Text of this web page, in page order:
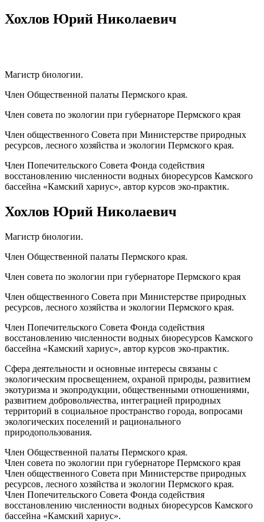
Хохлов Юрий Николаевич
Магистр биологии.
Член Общественной палаты Пермского края.
Член совета по экологии при губернаторе Пермского края
Член общественного Совета при Министерстве природных
ресурсов, лесного хозяйства и экологии Пермского края.
Член Попечительского Совета Фонда содействия
восстановлению численности водных биоресурсов Камского
бассейна «Камский хариус», автор курсов эко-практик.
Хохлов Юрий Николаевич
Магистр биологии.
Член Общественной палаты Пермского края.
Член совета по экологии при губернаторе Пермского края
Член общественного Совета при Министерстве природных
ресурсов, лесного хозяйства и экологии Пермского края.
Член Попечительского Совета Фонда содействия
восстановлению численности водных биоресурсов Камского
бассейна «Камский хариус», автор курсов эко-практик.
Сфера деятельности и основные интересы связаны с
экологическим просвещением, охраной природы, развитием
экотуризма и экопродукции, общественными отношениями,
развитием добровольчества, интеграцией природных
территорий в социальное пространство города, вопросами
экологических поселений и рационального
природопользования.
Член Общественной палаты Пермского края.
Член совета по экологии при губернаторе Пермского края
Член общественного Совета при Министерстве природных
ресурсов, лесного хозяйства и экологии Пермского края.
Член Попечительского Совета Фонда содействия
восстановлению численности водных биоресурсов Камского
бассейна «Камский хариус».